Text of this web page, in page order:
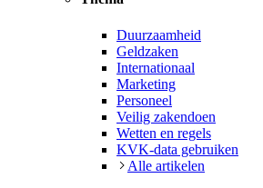
Duurzaamheid
Geldzaken
Internationaal
Marketing
Personeel
Veilig zakendoen
Wetten en regels
KVK-data gebruiken
Alle artikelen